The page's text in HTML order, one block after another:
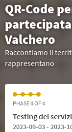
QR-Code
Valchero
Raccontiamo il
rappresentano
PHASE 4 OF 4
Testing del
2023-09-03 - 2023-